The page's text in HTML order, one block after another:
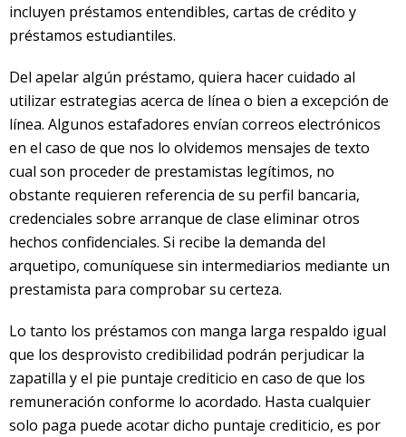
incluyen préstamos entendibles, cartas de crédito y
préstamos estudiantiles.
Del apelar algún préstamo, quiera hacer cuidado al
utilizar estrategias acerca de línea o bien a excepción de
línea. Algunos estafadores envían correos electrónicos
en el caso de que nos lo olvidemos mensajes de texto
cual son proceder de prestamistas legítimos, no
obstante requieren referencia de su perfil bancaria,
credenciales sobre arranque de clase eliminar otros
hechos confidenciales. Si recibe la demanda del
arquetipo, comuníquese sin intermediarios mediante un
prestamista para comprobar su certeza.
Lo tanto los préstamos con manga larga respaldo igual
que los desprovisto credibilidad podrán perjudicar la
zapatilla y el pie puntaje crediticio en caso de que los
remuneración conforme lo acordado. Hasta cualquier
solo paga puede acotar dicho puntaje crediticio, es por